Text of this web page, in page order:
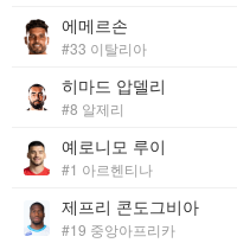
에메르손
#33 이탈리아
히마드 압델리
#8 알제리
예로니모 루이
#1 아르헨티나
제프리 콘도그비아
#19 중앙아프리카